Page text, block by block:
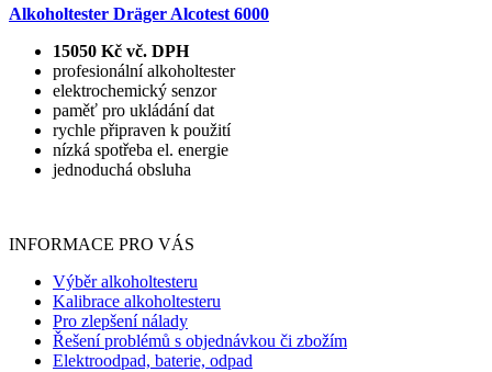
Alkoholtester Dräger Alcotest 6000
15050 Kč vč. DPH
profesionální alkoholtester
elektrochemický senzor
paměť pro ukládání dat
rychle připraven k použití
nízká spotřeba el. energie
jednoduchá obsluha
INFORMACE PRO VÁS
Výběr alkoholtesteru
Kalibrace alkoholtesteru
Pro zlepšení nálady
Řešení problémů s objednávkou či zbožím
Elektroodpad, baterie, odpad